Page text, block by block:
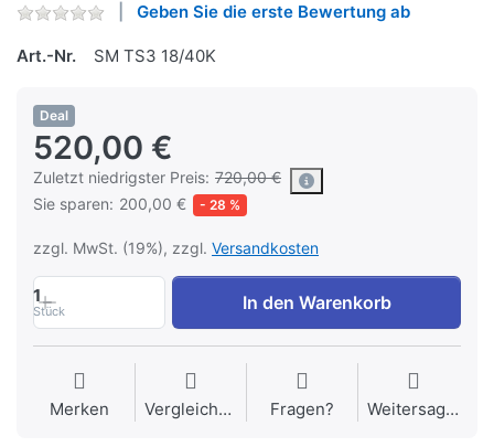
Geben Sie die erste Bewertung ab
Art.-Nr. SM TS3 18/40K
Deal
520,00 €
Zuletzt niedrigster Preis: 720,00 €
Sie sparen: 200,00 € - 28 %
zzgl. MwSt. (19%), zzgl. Versandkosten
1
Stück In den Warenkorb
Merken Vergleichen Fragen? Weitersagen